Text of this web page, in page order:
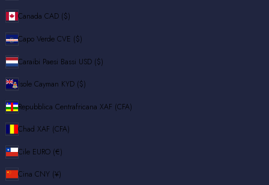
Canada CAD ($)
Capo Verde CVE ($)
Caraibi Paesi Bassi USD ($)
Isole Cayman KYD ($)
Repubblica Centrafricana XAF (CFA)
Chad XAF (CFA)
Cile EURO (€)
Cina CNY (¥)